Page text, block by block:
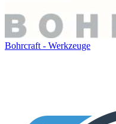
Bohrcraft - Werkzeuge